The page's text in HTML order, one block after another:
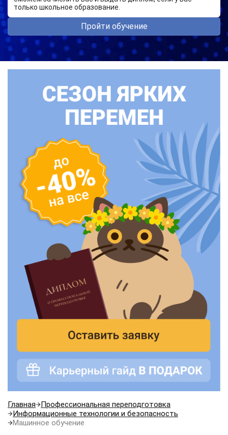
только школьное образование.
Пройти обучение
Главная
Профессиональная переподготовка
Информационные технологии и безопасность
Машинное обучение